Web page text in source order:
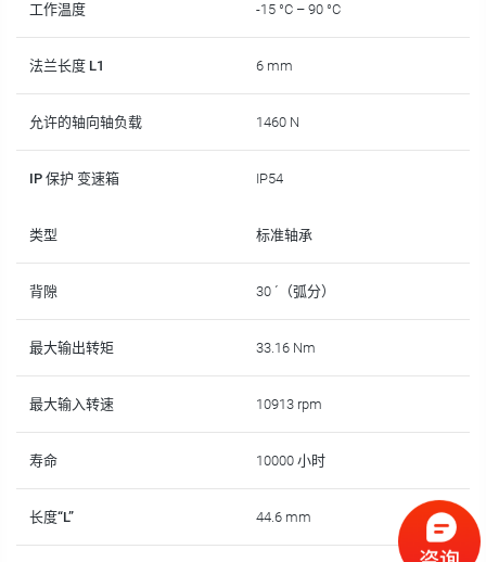
工作温度 -15 °C – 90 °C
法兰长度 L1 6 mm
允许的轴向轴负载 1460 N
IP 保护 变速箱 IP54
类型 标准轴承
背隙 30 ´（弧分）
最大输出转矩 33.16 Nm
最大输入转速 10913 rpm
寿命 10000 小时
长度“L” 44.6 mm